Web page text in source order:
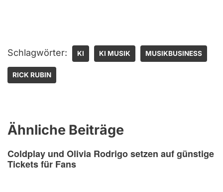
Schlagwörter: KI KI MUSIK MUSIKBUSINESS
RICK RUBIN
Ähnliche Beiträge
Coldplay und Olivia Rodrigo setzen auf günstige
Tickets für Fans